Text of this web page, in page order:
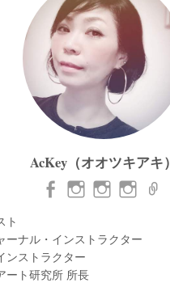
AcKey（オオツキアキ）
ト
ナル・インストラクター
ストラクター
ート研究所 所長